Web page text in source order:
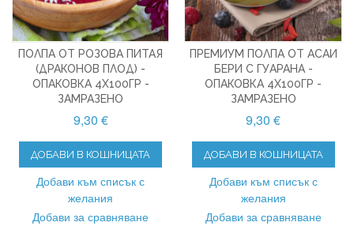
ПОЛПА ОТ РОЗОВА ПИТАЯ
(ДРАКОНОВ ПЛОД) -
ОПАКОВКА 4X100ГР -
ЗАМРАЗЕНО
9,30 €
ДОБАВИ В КОШНИЦАТА
Добави към списък с
желания
Добави за сравняване
ПРЕМИУМ ПОЛПА ОТ АСАИ
БЕРИ С ГУАРАНА -
ОПАКОВКА 4X100ГР -
ЗАМРАЗЕНО
9,30 €
ДОБАВИ В КОШНИЦАТА
Добави към списък с
желания
Добави за сравняване